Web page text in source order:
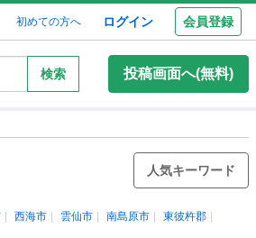
初めての方へ ログイン 会員登録
検索 投稿画面へ(無料)
人気キーワード
西海市 雲仙市 南島原市 東彼杵郡